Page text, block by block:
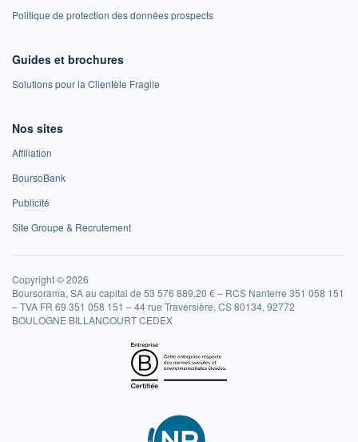
Politique de protection des données prospects
Guides et brochures
Solutions pour la Clientèle Fragile
Nos sites
Affiliation
BoursoBank
Publicité
Site Groupe & Recrutement
Copyright © 2026
Boursorama, SA au capital de 53 576 889,20 € – RCS Nanterre 351 058 151
– TVA FR 69 351 058 151 – 44 rue Traversière, CS 80134, 92772
BOULOGNE BILLANCOURT CEDEX